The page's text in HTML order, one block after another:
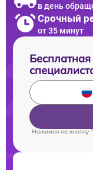
в день
Срочный
от 35 минут
Нажимая на кнопку